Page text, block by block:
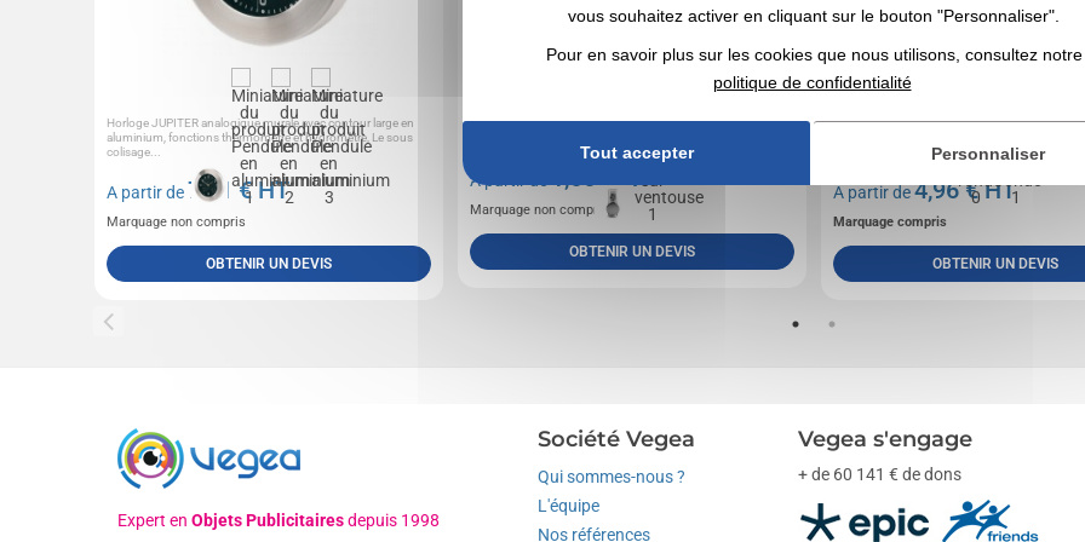
Horloge JUPITER analogique murale avec contour large en
aluminium, fonctions thermomètre et hydromètre, Le sous
colisage...
A partir de7,11€ HT
Marquage non compris
OBTENIR UN DEVIS
Thermomètre en plastique avec ventouse, piles incluses.
A partir de 1,66€ HT
Marquage non compris
OBTENIR UN DEVIS
Pendule murale ronde en bois HDF avec
A partir de4,96€ HT
Marquage compris
OBTENIR UN DEVIS
Expert en Objets Publicitairesdepuis 1998
Société Vegea
Qui sommes-nous ?
L'équipe
Nos références
Vegea s'engage
+ de 60 141 € de dons
vous souhaitez activer en cliquant sur le bouton "Personnaliser".
Pour en savoir plus sur les cookies que nous utilisons, consultez notre
politique de confidentialité
Tout accepter Personnaliser